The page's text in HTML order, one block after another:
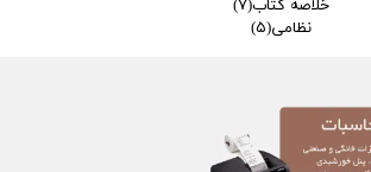
خلاصه کتاب(۷)
نظامی(۵)